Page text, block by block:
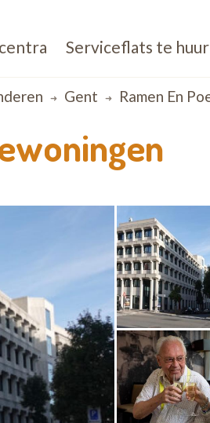
Serviceflats te huur
Gent Ramen En